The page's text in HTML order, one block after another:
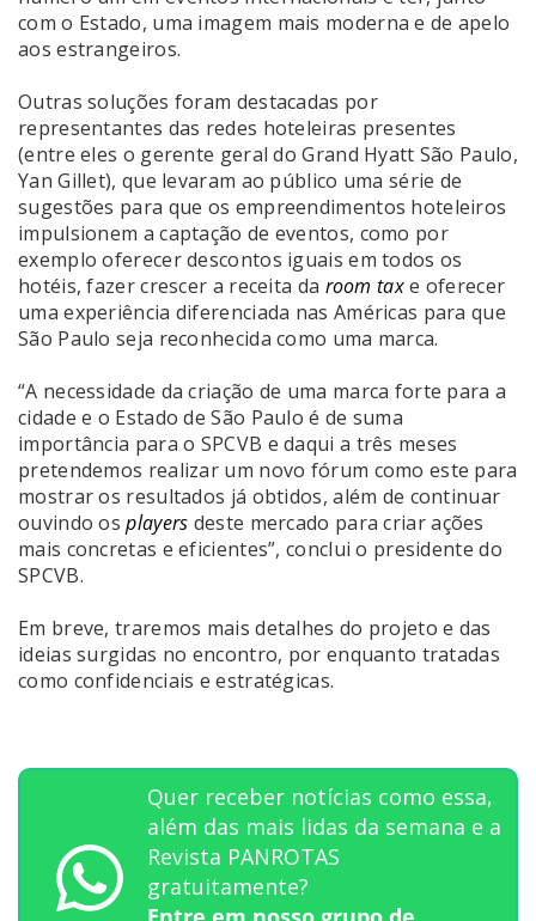
com o Estado, uma imagem mais moderna e de apelo
aos estrangeiros.
Outras soluções foram destacadas por
representantes das redes hoteleiras presentes
(entre eles o gerente geral do Grand Hyatt São Paulo,
Yan Gillet), que levaram ao público uma série de
sugestões para que os empreendimentos hoteleiros
impulsionem a captação de eventos, como por
exemplo oferecer descontos iguais em todos os
hotéis, fazer crescer a receita da room taxe oferecer
uma experiência diferenciada nas Américas para que
São Paulo seja reconhecida como uma marca.
“A necessidade da criação de uma marca forte para a
cidade e o Estado de São Paulo é de suma
importância para o SPCVB e daqui a três meses
pretendemos realizar um novo fórum como este para
mostrar os resultados já obtidos, além de continuar
ouvindo osplayers deste mercado para criar ações
mais concretas e eficientes”, conclui o presidente do
SPCVB.
Em breve, traremos mais detalhes do projeto e das
ideias surgidas no encontro, por enquanto tratadas
como confidenciais e estratégicas.
Quer receber notícias como essa,
além das mais lidas da semana e a
Revista PANROTAS
gratuitamente?